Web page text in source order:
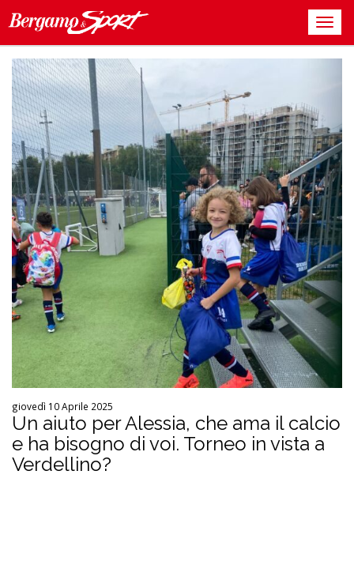
giovedì 10 Aprile 2025
Un aiuto per Alessia, che ama il calcio
e ha bisogno di voi. Torneo in vista a
Verdellino?